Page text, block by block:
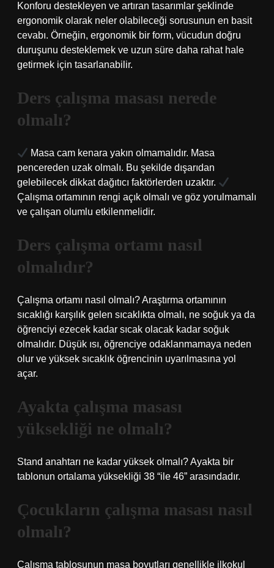
Konforu destekleyen ve artıran tasarımlar şeklinde
ergonomik olarak neler olabileceği sorusunun en basit
cevabı. Örneğin, ergonomik bir form, vücudun doğru
duruşunu desteklemek ve uzun süre daha rahat hale
getirmek için tasarlanabilir.
Ders çalışma masası nerede
olmalı?
Masa cam kenara yakın olmamalıdır. Masa
pencereden uzak olmalı. Bu şekilde dışarıdan
gelebilecek dikkat dağıtıcı faktörlerden uzaktır.
Çalışma ortamının rengi açık olmalı ve göz yorulmamalı
ve çalışan olumlu etkilenmelidir.
Ders çalışma ortamı nasıl
olmalıdır?
Çalışma ortamı nasıl olmalı? Araştırma ortamının
sıcaklığı karşılık gelen sıcaklıkta olmalı, ne soğuk ya da
öğrenciyi ezecek kadar sıcak olacak kadar soğuk
olmalıdır. Düşük ısı, öğrenciye odaklanmamaya neden
olur ve yüksek sıcaklık öğrencinin uyarılmasına yol
açar.
Ayakta çalışma masası
yüksekliği ne olmalı?
Stand anahtarı ne kadar yüksek olmalı? Ayakta bir
tablonun ortalama yüksekliği 38 “ile 46” arasındadır.
Çocukların çalışma masası nasıl
olmalı?
Çalışma tablosunun masa boyutları genellikle ilkokul